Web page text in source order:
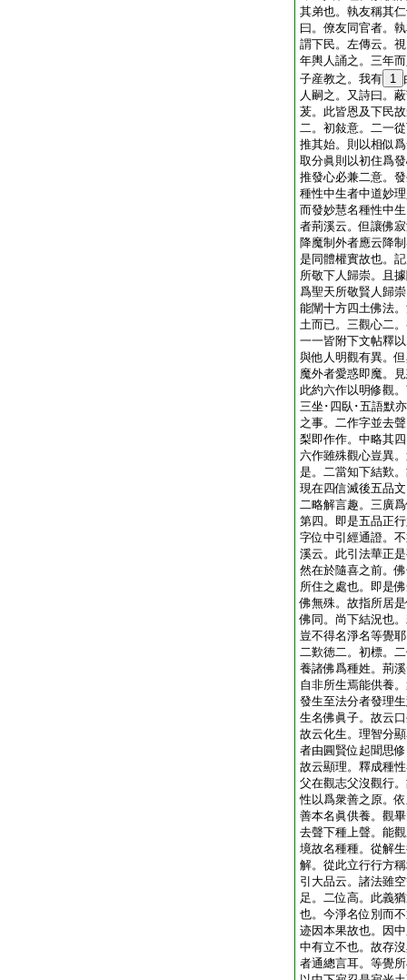
其弟也。執友稱其
曰。僚友同官者。
謂下民。左傳云。
年輿人誦之。三年
子産教之。我有 1
人嗣之。又詩曰。
茇。此皆恩及下民
二。初敍意。二一
推其始。則以相似
取分眞則以初住爲
推發心必兼二意。
種性中生者中道妙
而發妙慧名種性中
者荊溪云。但讓佛
降魔制外者應云降
是同體權實故也。
所敬下人歸崇。且
爲聖天所敬賢人歸
能闡十方四土佛法
土而已。三觀心二
一一皆附下文帖釋
與他人明觀有異。
魔外者愛惑即魔。
此約六作以明修觀
三坐･四臥･五語默
之事。二作字並去
梨即作作。中略其
六作雖殊觀心豈異
是。二當知下結歎
現在四信滅後五品
二略解言趣。三廣
第四。即是五品正
字位中引經通證。
溪云。此引法華正
然在於隨喜之前。
所住之處也。即是
佛無殊。故指所居
佛同。尚下結況也
豈不得名淨名等覺
二歎徳二。初標。
養諸佛爲種姓。荊
自非所生焉能供養
發生至法分者發理
生名佛眞子。故云
故云化生。理智分
者由圓賢位起聞思
故云顯理。釋成種
父在觀志父沒觀行
性以爲衆善之原。
善本名眞供養。觀
去聲下種上聲。能
境故名種種。從解
解。從此立行行方
引大品云。諸法雖
足。二位高。此義
也。今淨名位別而
迹因本果故也。因
中有立不也。故存
者通總言耳。等覺